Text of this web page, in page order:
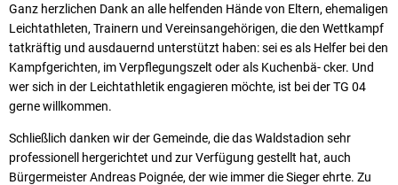
Ganz herzlichen Dank an alle helfenden Hände von Eltern, ehemaligen
Leichtathleten, Trainern und Vereinsangehörigen, die den Wettkampf
tatkräftig und ausdauernd unterstützt haben: sei es als Helfer bei den
Kampfgerichten, im Verpflegungszelt oder als Kuchenbä- cker. Und
wer sich in der Leichtathletik engagieren möchte, ist bei der TG 04
gerne willkommen.
Schließlich danken wir der Gemeinde, die das Waldstadion sehr
professionell hergerichtet und zur Verfügung gestellt hat, auch
Bürgermeister Andreas Poignée, der wie immer die Sieger ehrte. Zu